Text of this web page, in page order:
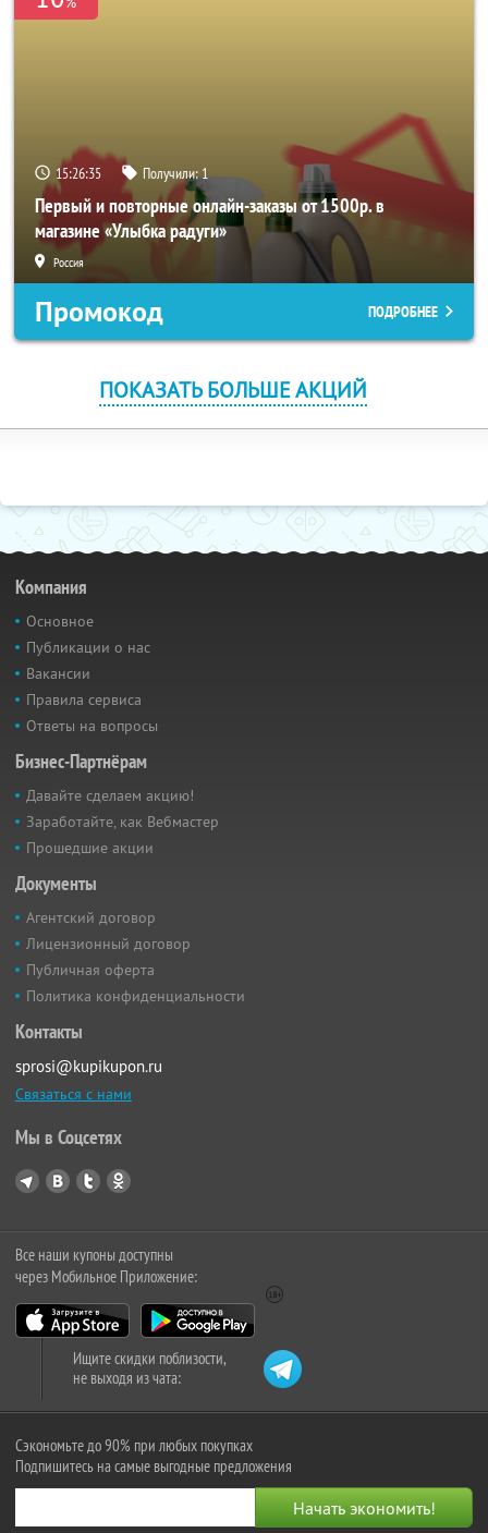
15:26:35 Получили:1
Первый и повторные онлайн-заказы от 1500р. в
магазине «Улыбка радуги»
Россия
Промокод ПОДРОБНЕЕ
ПОКАЗАТЬ БОЛЬШЕ АКЦИЙ
Компания
Основное
Публикации о нас
Вакансии
Правила сервиса
Ответы на вопросы
Бизнес-Партнёрам
Давайте сделаем акцию!
Заработайте, как Вебмастер
Прошедшие акции
Документы
Агентский договор
Лицензионный договор
Публичная оферта
Политика конфиденциальности
Контакты
sprosi@kupikupon.ru
Связаться с нами
Мы в Соцсетях
Все наши купоны доступны
через Мобильное Приложение:
Ищите скидки поблизости,
не выходя из чата:
Сэкономьте до 90% при любых покупках
Подпишитесь на самые выгодные предложения